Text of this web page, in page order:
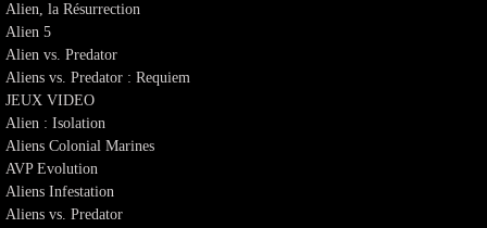
Alien, la Résurrection
Alien 5
Alien vs. Predator
Aliens vs. Predator : Requiem
JEUX VIDEO
Alien : Isolation
Aliens Colonial Marines
AVP Evolution
Aliens Infestation
Aliens vs. Predator